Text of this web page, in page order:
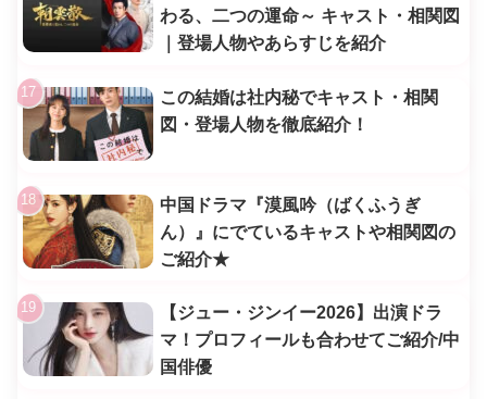
わる、二つの運命～ キャスト・相関図
｜登場人物やあらすじを紹介
この結婚は社内秘でキャスト・相関
図・登場人物を徹底紹介！
中国ドラマ『漠風吟（ばくふうぎ
ん）』にでているキャストや相関図の
ご紹介★
【ジュー・ジンイー2026】出演ドラ
マ！プロフィールも合わせてご紹介/中
国俳優